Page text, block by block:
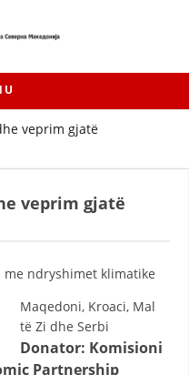
veprim gjatë
veprim gjatë
me ndryshimet klimatike
Maqedoni, Kroaci, Mal
të Zi dhe Serbi
Donator: Komisioni
Partnership